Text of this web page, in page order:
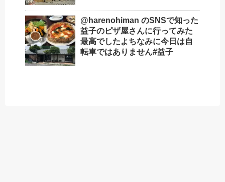
@harenohiman のSNSで知った
益子のピザ屋さんに行ってみた
最高でしたよちなみに今日は自
転車ではありません#益子